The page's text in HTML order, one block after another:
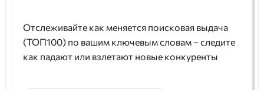
Отслеживайте как меняется поисковая выдача
(ТОП100) по вашим ключевым словам – следите
как падают или взлетают новые конкуренты